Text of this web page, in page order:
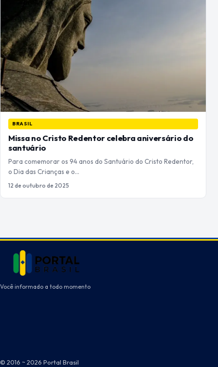
BRASIL
Missa no Cristo Redentor celebra aniversário do
santuário
Para comemorar os 94 anos do Santuário do Cristo Redentor,
o Dia das Crianças e o…
12 de outubro de 2025
Você informado a todo momento
© 2016 ~ 2026 Portal Brasil